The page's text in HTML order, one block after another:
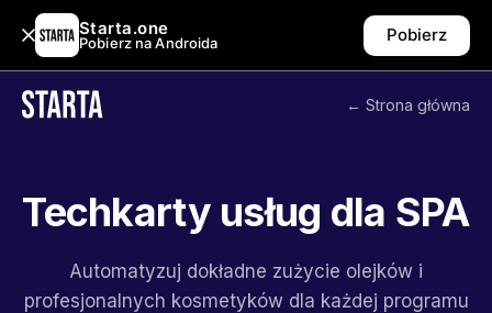
Starta.one
Pobierz na Androida Pobierz
← Strona główna
Techkarty usług dla SPA
Automatyzuj dokładne zużycie olejków i
profesjonalnych kosmetyków dla każdej programu